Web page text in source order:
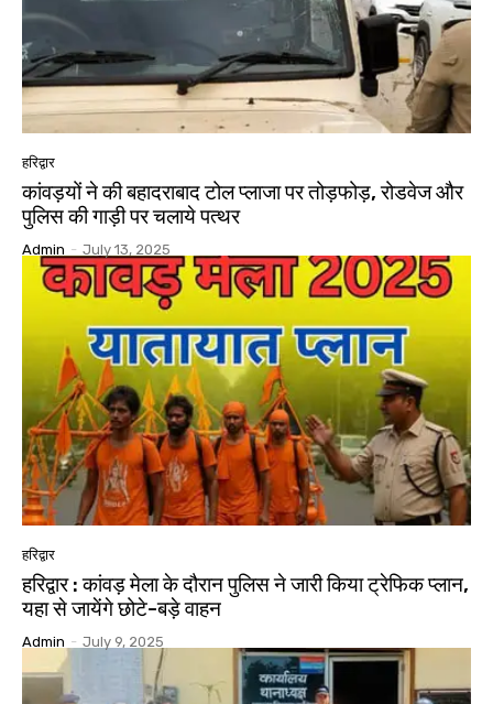
हरिद्वार
कांवड़यों ने की बहादराबाद टोल प्लाजा पर तोड़फोड़, रोडवेज और
पुलिस की गाड़ी पर चलाये पत्थर
Admin - July 13, 2025
हरिद्वार
हरिद्वार : कांवड़ मेला के दौरान पुलिस ने जारी किया ट्रेफिक प्लान,
यहा से जायेंगे छोटे-बड़े वाहन
Admin - July 9, 2025